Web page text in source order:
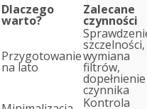
Dlaczego
warto?
Zalecane
czynności
Przygotowanie
na lato
szczelności,
wymiana
filtrów,
dopełnienie
czynnika
Kontrola